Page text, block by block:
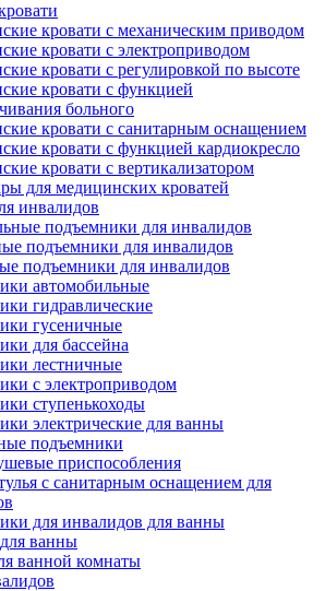
кровати с механическим приводом
кровати с электроприводом
кровати с регулировкой по высоте
кровати с функцией
больного
кровати с санитарным оснащением
кровати с функцией кардиокресло
кровати с вертикализатором
для медицинских кроватей
инвалидов
подъемники для инвалидов
подъемники для инвалидов
подъемники для инвалидов
автомобильные
гидравлические
гусеничные
для бассейна
лестничные
с электроприводом
ступенькоходы
электрические для ванны
подъемники
приспособления
с санитарным оснащением для
для инвалидов для ванны
ванны
ванной комнаты